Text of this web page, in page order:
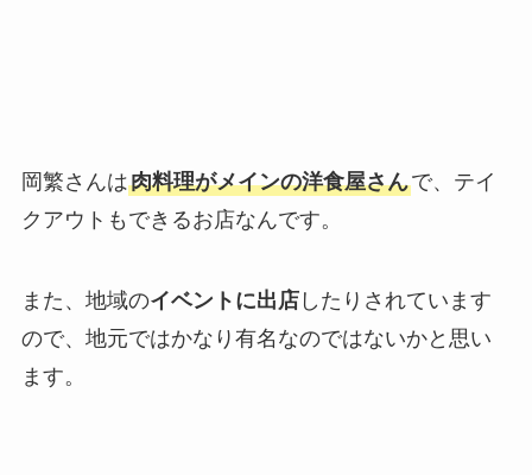
岡繁さんは肉料理がメインの洋食屋さんで、テイ
クアウトもできるお店なんです。
また、地域のイベントに出店したりされています
ので、地元ではかなり有名なのではないかと思い
ます。